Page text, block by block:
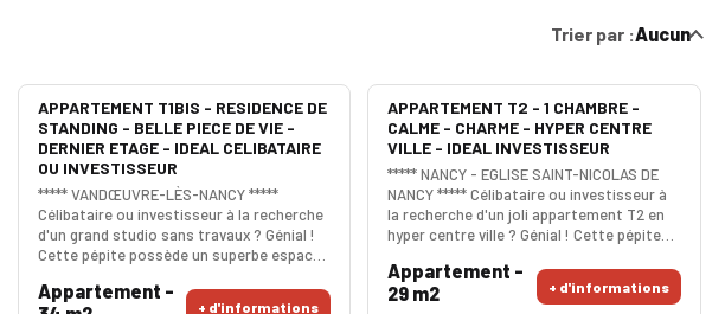
Trier par :Aucun
APPARTEMENT T1BIS - RESIDENCE DE
STANDING - BELLE PIECE DE VIE -
DERNIER ETAGE - IDEAL CELIBATAIRE
OU INVESTISSEUR
***** VANDŒUVRE-LÈS-NANCY *****
Célibataire ou investisseur à la recherche
d'un grand studio sans travaux ? Génial !
Cette pépite possède un superbe espace
3eme et dernier étage, la quiétude est
Appartement -
+ d'informations
APPARTEMENT T2 - 1 CHAMBRE -
CALME - CHARME - HYPER CENTRE
VILLE - IDEAL INVESTISSEUR
***** NANCY - EGLISE SAINT-NICOLAS DE
NANCY ***** Célibataire ou investisseur à
la recherche d'un joli appartement T2 en
hyper centre ville ? Génial ! Cette pépite
avec de belles ouvertures. La chambre
indépendante est généreuse avec
Appartement -
29 m2
+ d'informations